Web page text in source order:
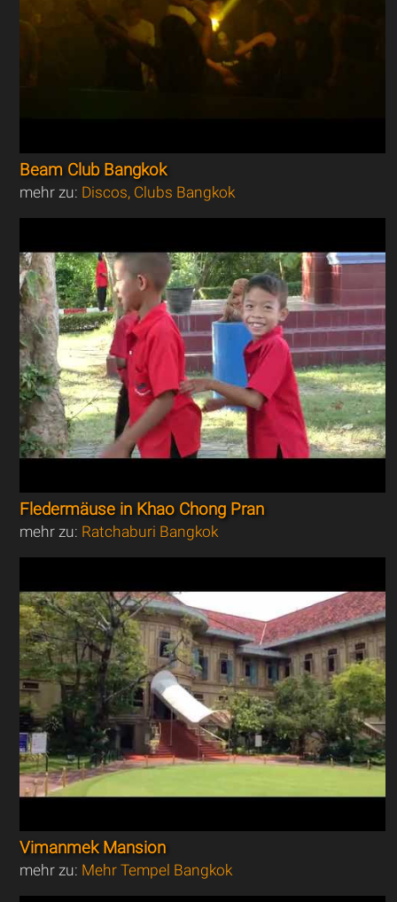
Beam Club Bangkok
mehr zu: Discos, Clubs Bangkok
Fledermäuse in Khao Chong Pran
mehr zu: Ratchaburi Bangkok
Vimanmek Mansion
mehr zu: Mehr Tempel Bangkok